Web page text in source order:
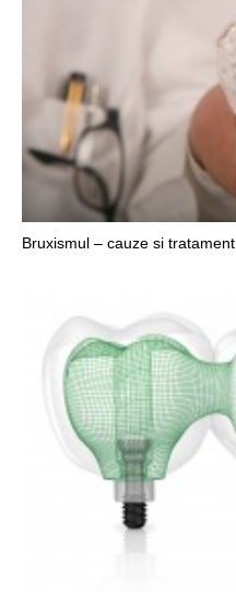
Bruxismul – cauze si tratament